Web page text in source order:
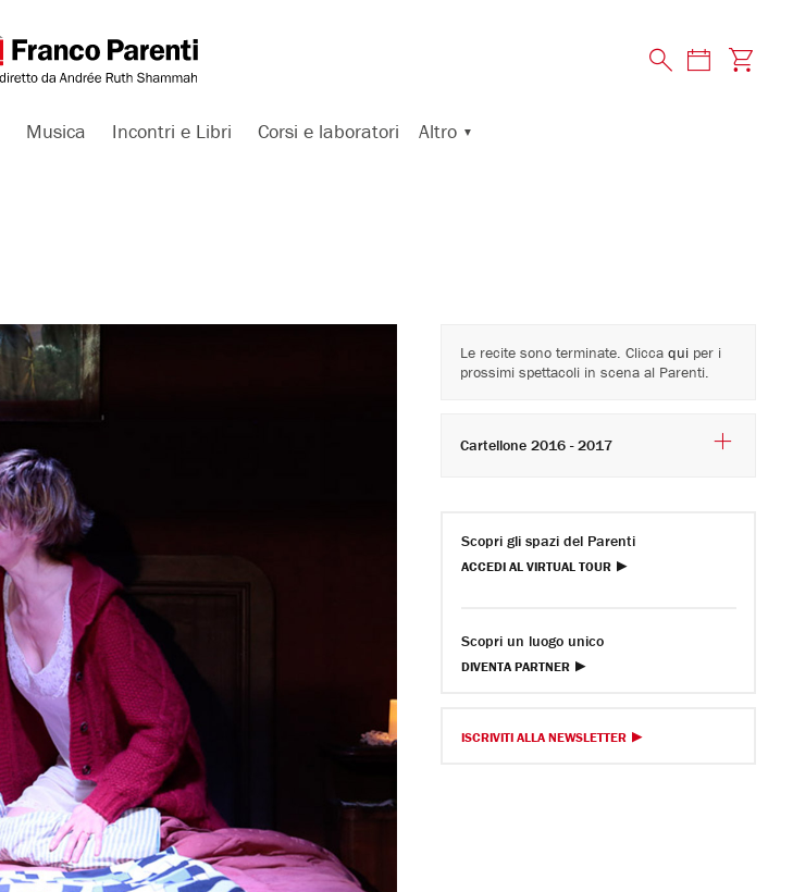
Musica Incontri e Libri Corsi e laboratori Altro
Le recite sono terminate. Clicca quiper i
prossimi spettacoli in scena al Parenti.
Cartellone 2016 - 2017
Scopri gli spazi del Parenti
ACCEDI AL VIRTUAL TOUR
Scopri un luogo unico
DIVENTA PARTNER
ISCRIVITI ALLA NEWSLETTER